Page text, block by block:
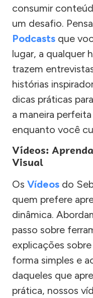
consumir
um desafio.
Podcasts que
lugar, a qualquer
trazem
histórias
dicas práticas
a maneira
enquanto você
Vídeos:
Visual
Os Vídeos do
quem prefere
dinâmica.
passo sobre
explicações
forma simples e
daqueles que
prática, nossos